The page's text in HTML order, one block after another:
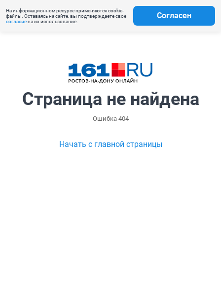
На информационном ресурсе применяются cookie-
файлы. Оставаясь на сайте, вы подтверждаете свое
согласиена их использование.
Согласен
Страница не найдена
Ошибка 404
Начать с главной страницы